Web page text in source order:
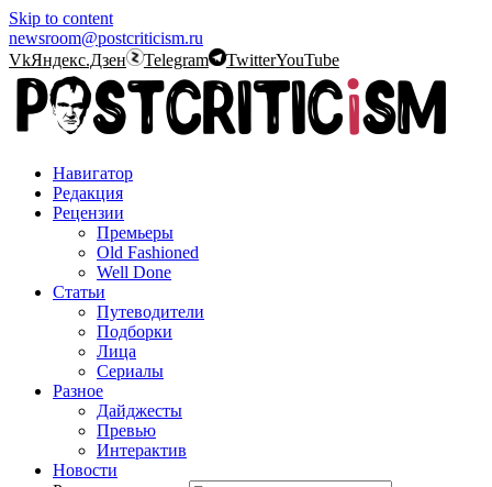
Skip to content
newsroom@postcriticism.ru
VkЯндекс.Дзен Telegram TwitterYouTube
Навигатор
Редакция
Рецензии
Премьеры
Old Fashioned
Well Done
Статьи
Путеводители
Подборки
Лица
Сериалы
Разное
Дайджесты
Превью
Интерактив
Новости